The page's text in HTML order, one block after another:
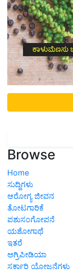
Browse
Home
ಸುದ್ದಿಗಳು
ಆರೋಗ್ಯ ಜೀವನ
ತೋಟಗಾರಿಕೆ
ಪಶುಸಂಗೋಪನೆ
ಯಶೋಗಾಥೆ
ಇತರೆ
ಅಗ್ರಿಪೀಡಿಯಾ
ಸರ್ಕಾರಿ ಯೋಜನೆಗಳು